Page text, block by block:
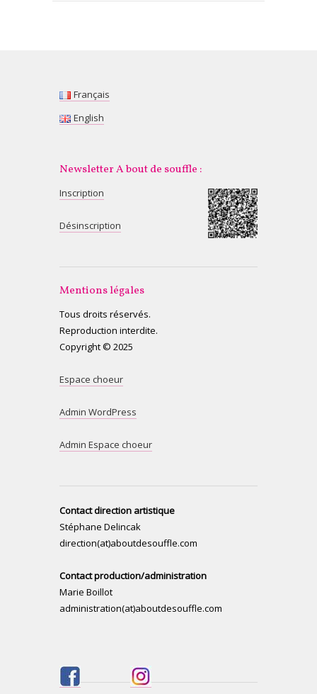
Français
English
Newsletter A bout de souffle :
Inscription
Désinscription
Mentions légales
Tous droits réservés.
Reproduction interdite.
Copyright © 2025
Espace choeur
Admin WordPress
Admin Espace choeur
Contact direction artistique
Stéphane Delincak
direction(at)aboutdesouffle.com
Contact production/administration
Marie Boillot
administration(at)aboutdesouffle.com